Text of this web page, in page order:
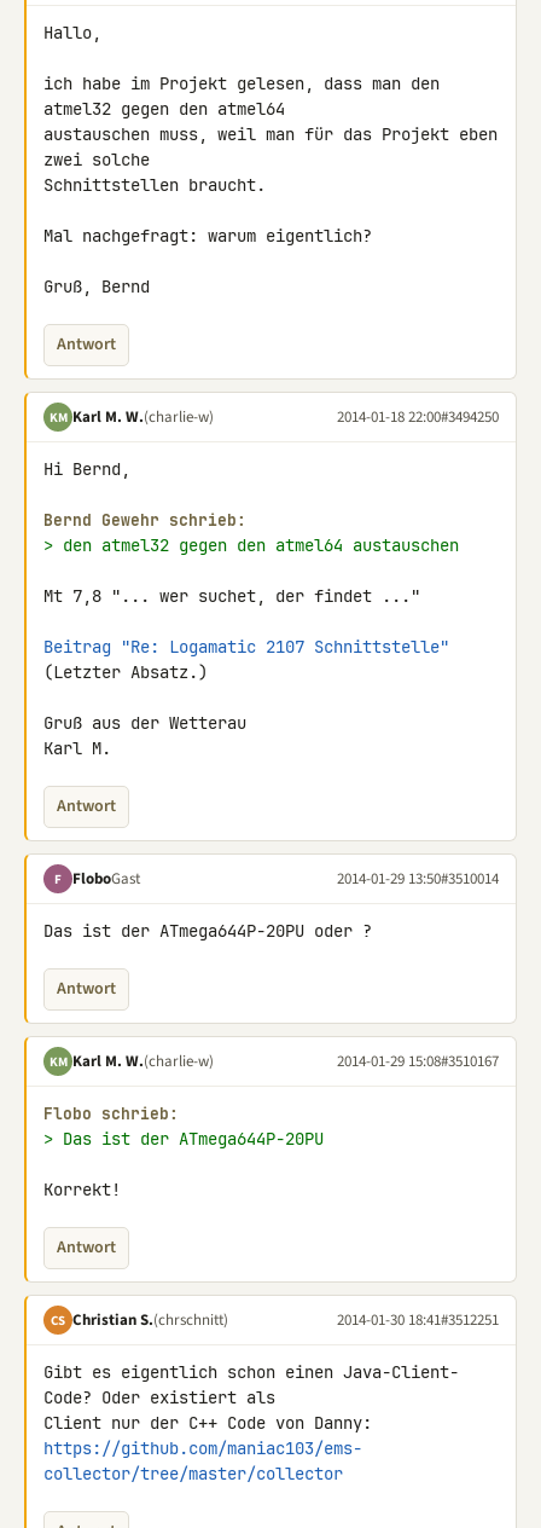
Hallo,
ich habe im Projekt gelesen, dass man den
atmel32 gegen den atmel64
austauschen muss, weil man für das Projekt eben
zwei solche
Schnittstellen braucht.
Mal nachgefragt: warum eigentlich?
Gruß, Bernd
Antwort
KM Karl M. W.(charlie-w) 2014-01-18 22:00#3494250
Hi Bernd,
Bernd Gewehr schrieb:
> den atmel32 gegen den atmel64 austauschen
Mt 7,8 "... wer suchet, der findet ..."
Beitrag "Re: Logamatic 2107 Schnittstelle"
(Letzter Absatz.)
Gruß aus der Wetterau
Karl M.
Antwort
F FloboGast 2014-01-29 13:50#3510014
Das ist der ATmega644P-20PU oder ?
Antwort
KM Karl M. W.(charlie-w) 2014-01-29 15:08#3510167
Flobo schrieb:
> Das ist der ATmega644P-20PU
Korrekt!
Antwort
CS Christian S.(chrschnitt) 2014-01-30 18:41#3512251
Gibt es eigentlich schon einen Java-Client-
Code? Oder existiert als
https://github.com/maniac103/ems-
collector/tree/master/collector